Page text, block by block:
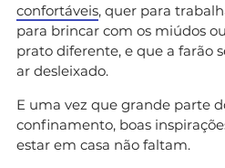
confortáveis, quer para
para brincar com os miúdos
prato diferente, e que a farão
ar desleixado.
E uma vez que grande parte
confinamento, boas
estar em casa não faltam.